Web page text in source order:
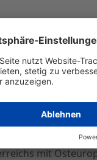
etabliert,
auf dem
Hierzu wird
sowie den
Mitarbeitern
versetzt,
mit